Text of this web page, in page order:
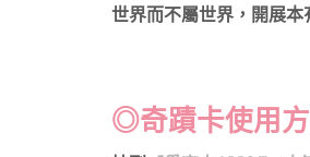
世界而不屬世界，開展本
◎奇蹟卡使用方